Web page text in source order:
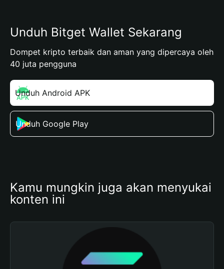
Unduh Bitget Wallet Sekarang
Dompet kripto terbaik dan aman yang dipercaya oleh
40 juta pengguna
Unduh Android APK
Unduh Google Play
Kamu mungkin juga akan menyukai
konten ini